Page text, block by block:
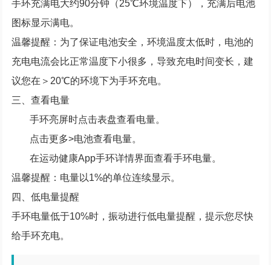
手环充满电大约90分钟（25℃环境温度下），充满后电池
图标显示满电。
温馨提醒：为了保证电池安全，环境温度太低时，电池的
充电电流会比正常温度下小很多，导致充电时间变长，建
议您在＞20℃的环境下为手环充电。
三、查看电量
手环亮屏时点击表盘查看电量。
点击更多>电池查看电量。
在运动健康App手环详情界面查看手环电量。
温馨提醒：电量以1%的单位连续显示。
四、低电量提醒
手环电量低于10%时，振动进行低电量提醒，提示您尽快
给手环充电。